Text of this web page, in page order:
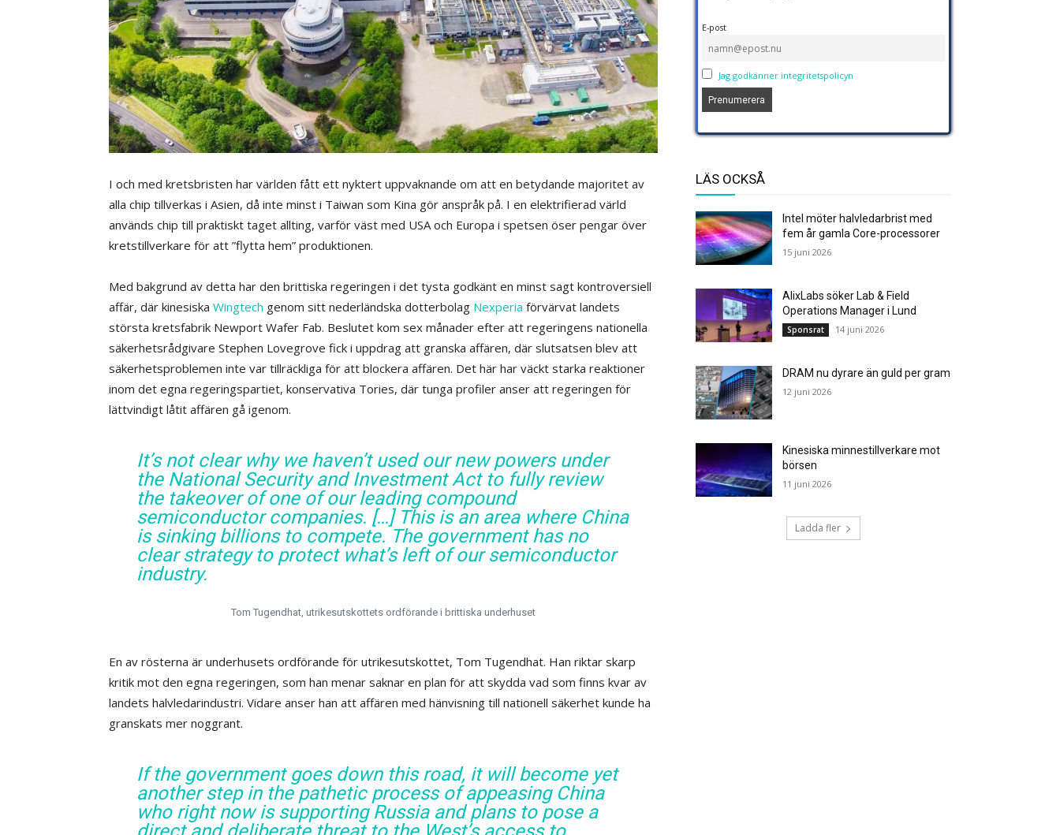
I och med kretsbristen har världen fått ett nyktert uppvaknande om att en betydande majoritet av
alla chip tillverkas i Asien, då inte minst i Taiwan som Kina gör anspråk på. I en elektrifierad värld
används chip till praktiskt taget allting, varför väst med USA och Europa i spetsen öser pengar över
kretstillverkare för att ”flytta hem” produktionen.
Med bakgrund av detta har den brittiska regeringen i det tysta godkänt en minst sagt kontroversiell
affär, där kinesiska Wingtech genom sitt nederländska dotterbolag Nexperia förvärvat landets
största kretsfabrik Newport Wafer Fab. Beslutet kom sex månader efter att regeringens nationella
säkerhetsrådgivare Stephen Lovegrove fick i uppdrag att granska affären, där slutsatsen blev att
säkerhetsproblemen inte var tillräckliga för att blockera affären. Det här har väckt starka reaktioner
inom det egna regeringspartiet, konservativa Tories, där tunga profiler anser att regeringen för
lättvindigt låtit affären gå igenom.
It’s not clear why we haven’t used our new powers under
the National Security and Investment Act to fully review
the takeover of one of our leading compound
semiconductor companies. […] This is an area where China
is sinking billions to compete. The government has no
clear strategy to protect what’s left of our semiconductor
industry.
Tom Tugendhat, utrikesutskottets ordförande i brittiska underhuset
En av rösterna är underhusets ordförande för utrikesutskottet, Tom Tugendhat. Han riktar skarp
kritik mot den egna regeringen, som han menar saknar en plan för att skydda vad som finns kvar av
landets halvledarindustri. Vidare anser han att affären med hänvisning till nationell säkerhet kunde ha
granskats mer noggrant.
If the government goes down this road, it will become yet
another step in the pathetic process of appeasing China
who right now is supporting Russia and plans to pose a
E-post
Jag godkänner integritetspolicyn
LÄS OCKSÅ
Intel möter halvledarbrist med
fem år gamla Core-processorer
15 juni 2026
AlixLabs söker Lab & Field
Operations Manager i Lund
Sponsrat 14 juni 2026
DRAM nu dyrare än guld per gram
12 juni 2026
Kinesiska minnestillverkare mot
börsen
11 juni 2026
Ladda fler